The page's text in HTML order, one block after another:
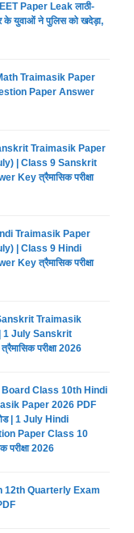
Paper Leak लाठी-
के युवाओं ने पुलिस को खदेड़ा,
Traimasik Paper
Paper Answer
Traimasik Paper
| Class 9 Sanskrit
Key त्रैमासिक परीक्षा
Traimasik Paper
| Class 9 Hindi
Key त्रैमासिक परीक्षा
Traimasik
1 July Sanskrit
परीक्षा 2026
Board Class 10th Hindi
Paper 2026 PDF
| 1 July Hindi
Paper Class 10
परीक्षा 2026
12th Quarterly Exam